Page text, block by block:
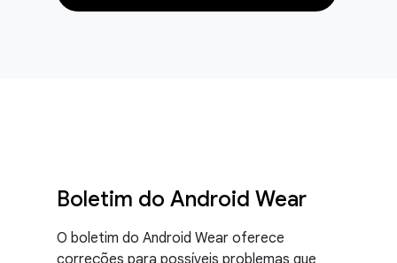
Boletim do Android Wear
O boletim do Android Wear oferece
correções para possíveis problemas que